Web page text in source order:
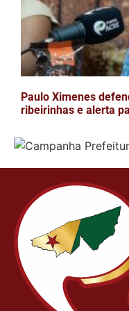
Paulo Ximenes
ribeirinhas e alerta